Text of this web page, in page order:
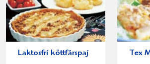
Laktosfri köttfärspaj Tex